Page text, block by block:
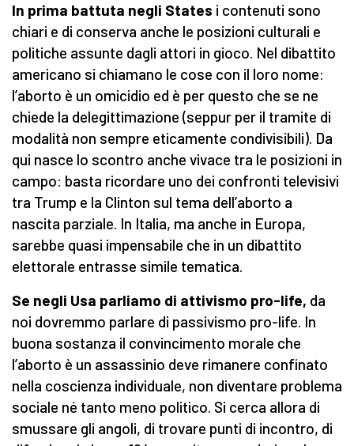
In prima battuta negli States i contenuti sono
chiari e di conserva anche le posizioni culturali e
politiche assunte dagli attori in gioco. Nel dibattito
americano si chiamano le cose con il loro nome:
l’aborto è un omicidio ed è per questo che se ne
chiede la delegittimazione (seppur per il tramite di
modalità non sempre eticamente condivisibili). Da
qui nasce lo scontro anche vivace tra le posizioni in
campo: basta ricordare uno dei confronti televisivi
tra Trump e la Clinton sul tema dell’aborto a
nascita parziale. In Italia, ma anche in Europa,
sarebbe quasi impensabile che in un dibattito
elettorale entrasse simile tematica.
Se negli Usa parliamo di attivismo pro-life, da
noi dovremmo parlare di passivismo pro-life. In
buona sostanza il convincimento morale che
l’aborto è un assassinio deve rimanere confinato
nella coscienza individuale, non diventare problema
sociale né tanto meno politico. Si cerca allora di
smussare gli angoli, di trovare punti di incontro, di